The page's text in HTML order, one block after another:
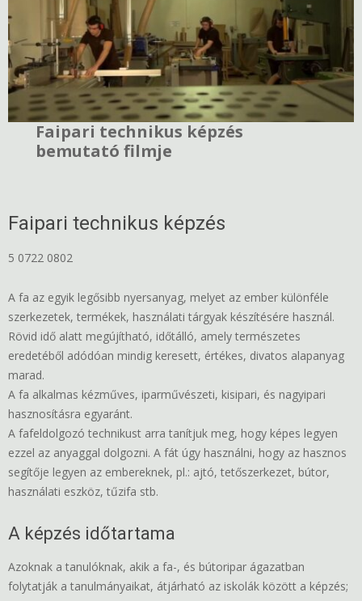
Faipari technikus képzés
bemutató filmje
Faipari technikus képzés
5 0722 0802
A fa az egyik legősibb nyersanyag, melyet az ember különféle
szerkezetek, termékek, használati tárgyak készítésére használ.
Rövid idő alatt megújítható, időtálló, amely természetes
eredetéből adódóan mindig keresett, értékes, divatos alapanyag
marad.
A fa alkalmas kézműves, iparművészeti, kisipari, és nagyipari
hasznosításra egyaránt.
A fafeldolgozó technikust arra tanítjuk meg, hogy képes legyen
ezzel az anyaggal dolgozni. A fát úgy használni, hogy az hasznos
segítője legyen az embereknek, pl.: ajtó, tetőszerkezet, bútor,
használati eszköz, tűzifa stb.
A képzés időtartama
Azoknak a tanulóknak, akik a fa-, és bútoripar ágazatban
folytatják a tanulmányaikat, átjárható az iskolák között a képzés;